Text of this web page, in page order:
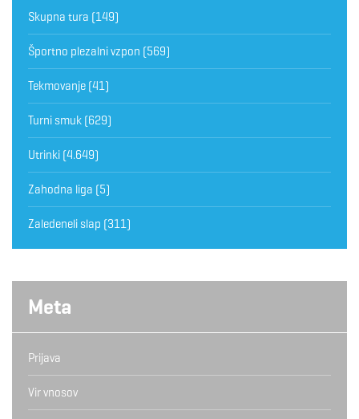
Skupna tura (149)
Športno plezalni vzpon (569)
Tekmovanje (41)
Turni smuk (629)
Utrinki (4.649)
Zahodna liga (5)
Zaledeneli slap (311)
Meta
Prijava
Vir vnosov